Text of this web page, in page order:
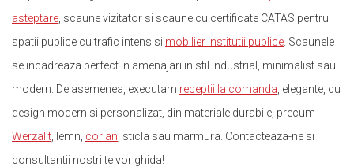
asteptare , scaune vizitator si scaune cu certificate CATAS pentru
spatii publice cu trafic intens si mobilier institutii publice . Scaunele
se incadreaza perfect in amenajari in stil industrial, minimalist sau
modern. De asemenea, executam receptii la comanda , elegante, cu
design modern si personalizat, din materiale durabile, precum
Werzalit , lemn, corian , sticla sau marmura. Contacteaza-ne si
consultantii nostri te vor ghida!